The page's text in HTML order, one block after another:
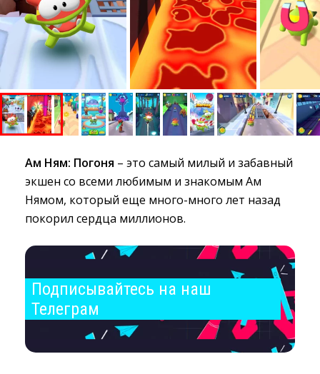
Ам Ням: Погоня – это самый милый и забавный
экшен со всеми любимым и знакомым Ам
Нямом, который еще много-много лет назад
покорил сердца миллионов.
Подписывайтесь на наш
Телеграм